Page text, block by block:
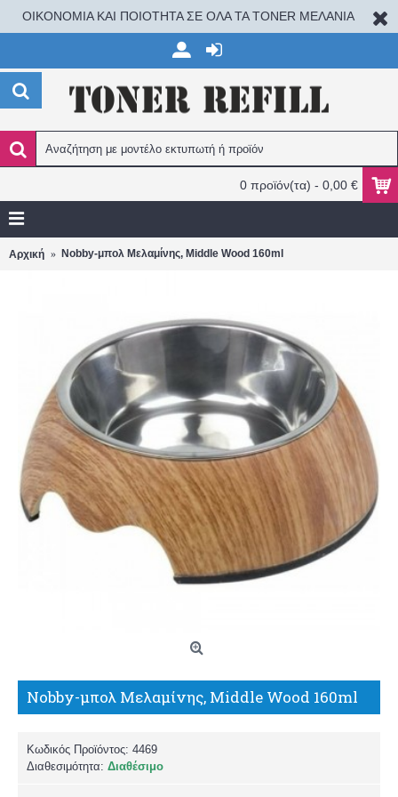
ΟΙΚΟΝΟΜΙΑ ΚΑΙ ΠΟΙΟΤΗΤΑ ΣΕ ΟΛΑ ΤΑ TONER ΜΕΛΑΝΙΑ
0 προϊόν(τα) - 0,00 €
Αρχική Nobby-μπολ Μελαμίνης, Middle Wood 160ml
Nobby-μπολ Μελαμίνης, Middle Wood 160ml
Κωδικός Προϊόντος: 4469
Διαθεσιμότητα: Διαθέσιμο